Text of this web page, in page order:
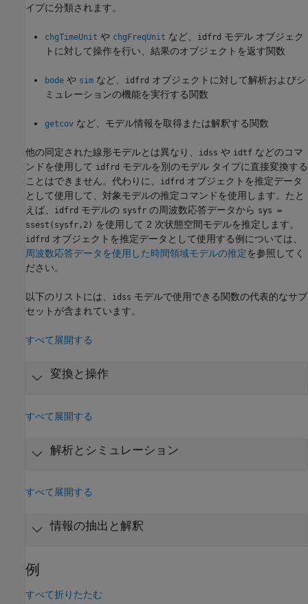
イプに分類されます。
chgTimeUnit や chgFreqUnit など、 idfrd モデル オブジェク
トに対して操作を行い、結果のオブジェクトを返す関数
bode や sim など、 idfrd オブジェクトに対して解析およびシ
ミュレーションの機能を実行する関数
getcov など、モデル情報を取得または解釈する関数
他の同定された線形モデルとは異なり、 idss や idtf などのコマ
ンドを使用して idfrd モデルを別のモデル タイプに直接変換する
ことはできません。代わりに、
idfrd オブジェクトを推定データ
として使用して、対象モデルの推定コマンドを使用します。たと
えば、
idfrd モデルの sysfr の周波数応答データから sys =
ssest(sysfr,2) を使用して 2 次状態空間モデルを推定します。
idfrd オブジェクトを推定データとして使用する例については、
周波数応答データを使用した時間領域モデルの推定を参照してく
ださい。
以下のリストには、 idss モデルで使用できる関数の代表的なサブ
セットが含まれています。
すべて展開する
変換と操作
すべて展開する
解析とシミュレーション
すべて展開する
情報の抽出と解釈
例
すべて折りたたむ